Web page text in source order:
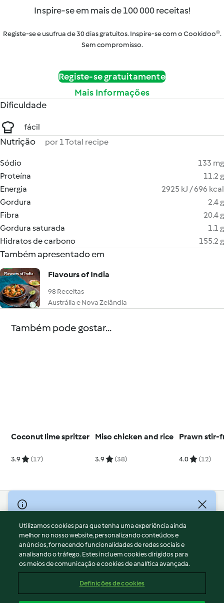
Inspire-se em mais de 100 000 receitas!
Registe-se e usufrua de 30 dias gratuitos. Inspire-se com o Cookidoo®.
Sem compromisso.
Registe-se gratuitamente
Mais Informações
Dificuldade
fácil
Nutrição por 1 Total recipe
Sódio
133 mg
Proteína
11.2 g
Energia
2925 kJ / 696 kcal
Gordura
2.4 g
Fibra
20.4 g
Gordura saturada
1.1 g
Hidratos de carbono
155.2 g
Também apresentado em
Flavours of India
98 Receitas
Austrália e Nova Zelândia
Também pode gostar...
Coconut lime spritzer
3.9 (17)
Miso chicken and rice
3.9 (38)
Prawn stir-
4.0 (12)
© Copyright 2026
Termos de Utilização
Aviso sobre Proteção de Dados
Aviso
Apoio legal
Conteúdo do relatório
Utilizamos cookies para que tenha uma experiência ainda
melhor no nosso website, personalizando conteúdos e
anúncios, fornecendo funcionalidades de redes sociais e
analisando o tráfego. Estes incluem cookies dirigidos para
os meios de comunicação e cookies de analítica avançada.
Definições de cookies